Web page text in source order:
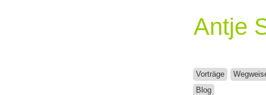
Antje
Vorträge
Blog